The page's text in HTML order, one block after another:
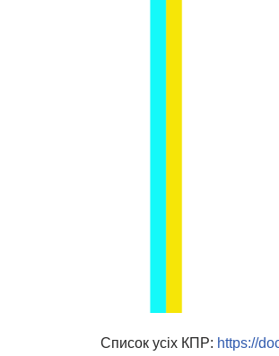
Список усіх КПР: https://